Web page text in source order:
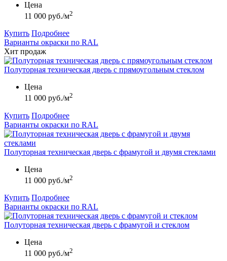
Цена
11 000 руб./м2
Купить Подробнее
Варианты окраски по RAL
Хит продаж
Полуторная техническая дверь с прямоугольным стеклом
Цена
11 000 руб./м2
Купить Подробнее
Варианты окраски по RAL
Полуторная техническая дверь с фрамугой и двумя стеклами
Цена
11 000 руб./м2
Купить Подробнее
Варианты окраски по RAL
Полуторная техническая дверь с фрамугой и стеклом
Цена
11 000 руб./м2